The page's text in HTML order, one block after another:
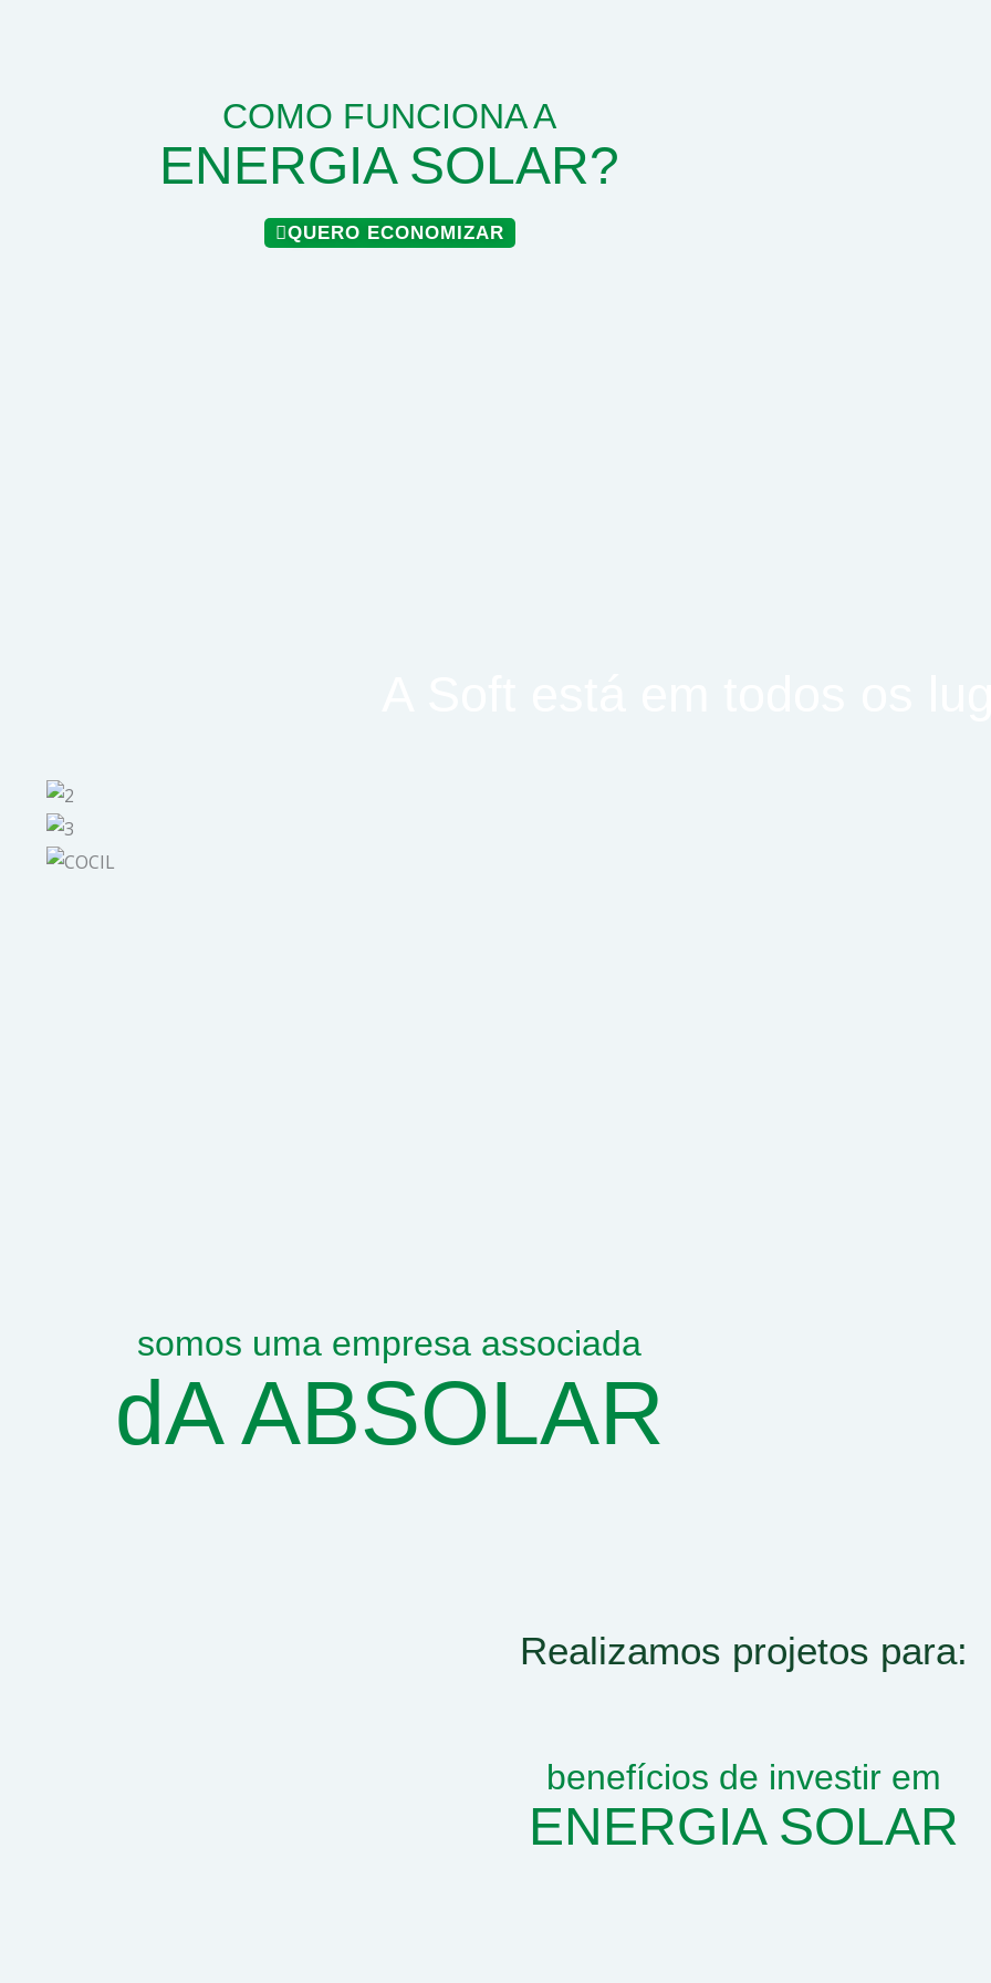
COMO FUNCIONA A
ENERGIA SOLAR?
QUERO ECONOMIZAR
somos uma empresa associada
dA ABSOLAR
Realizamos projetos para:
benefícios de investir em
ENERGIA SOLAR